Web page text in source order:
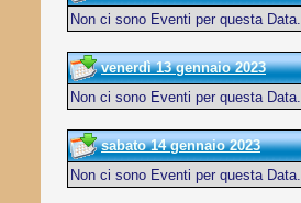
Non ci sono Eventi per questa Data.
venerdì 13 gennaio 2023
Non ci sono Eventi per questa Data.
sabato 14 gennaio 2023
Non ci sono Eventi per questa Data.